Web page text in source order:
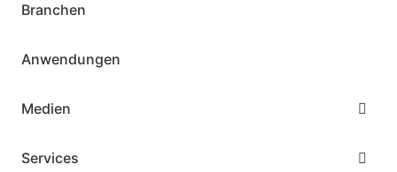
Branchen
Anwendungen
Medien
Services